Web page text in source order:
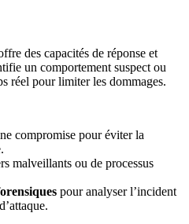
des capacités de réponse et
un comportement suspect ou
réel pour limiter les dommages.
compromise pour éviter la
malveillants ou de processus
pour analyser l’incident